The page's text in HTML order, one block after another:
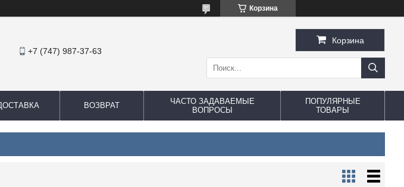
Корзина
+7 (747) 987-37-63
Корзина
ВОЗВРАТ
ЧАСТО ЗАДАВАЕМЫЕ
ВОПРОСЫ
ПОПУЛЯРНЫЕ
ТОВАРЫ